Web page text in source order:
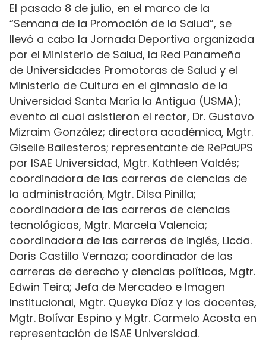
El pasado 8 de julio, en el marco de la
“Semana de la Promoción de la Salud”, se
llevó a cabo la Jornada Deportiva organizada
por el Ministerio de Salud, la Red Panameña
de Universidades Promotoras de Salud y el
Ministerio de Cultura en el gimnasio de la
Universidad Santa María la Antigua (USMA);
evento al cual asistieron el rector, Dr. Gustavo
Mizraim González; directora académica, Mgtr.
Giselle Ballesteros; representante de RePaUPS
por ISAE Universidad, Mgtr. Kathleen Valdés;
coordinadora de las carreras de ciencias de
la administración, Mgtr. Dilsa Pinilla;
coordinadora de las carreras de ciencias
tecnológicas, Mgtr. Marcela Valencia;
coordinadora de las carreras de inglés, Licda.
Doris Castillo Vernaza; coordinador de las
carreras de derecho y ciencias políticas, Mgtr.
Edwin Teira; Jefa de Mercadeo e Imagen
Institucional, Mgtr. Queyka Díaz y los docentes,
Mgtr. Bolívar Espino y Mgtr. Carmelo Acosta en
representación de ISAE Universidad.